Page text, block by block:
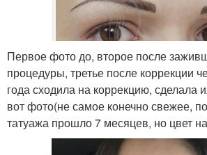
Первое фото до, второе после
процедуры, третье после коррекции
года сходила на коррекцию, сделала
вот фото(не самое конечно свежее,
татуажа прошло 7 месяцев, но цвет